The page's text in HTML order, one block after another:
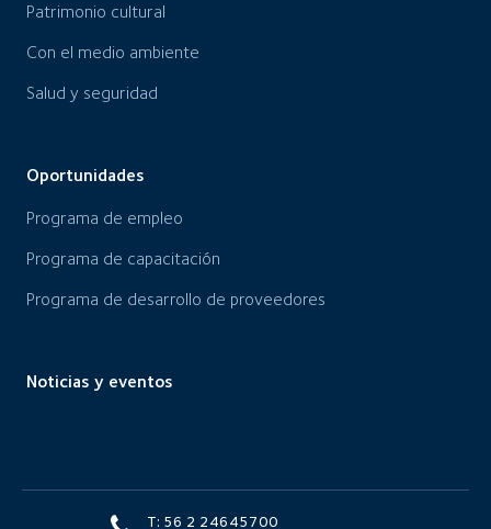
Patrimonio cultural
Con el medio ambiente
Salud y seguridad
Oportunidades
Programa de empleo
Programa de capacitación
Programa de desarrollo de proveedores
Noticias y eventos
T: 56 2 24645700